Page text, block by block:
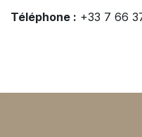
Téléphone : +33 7 66